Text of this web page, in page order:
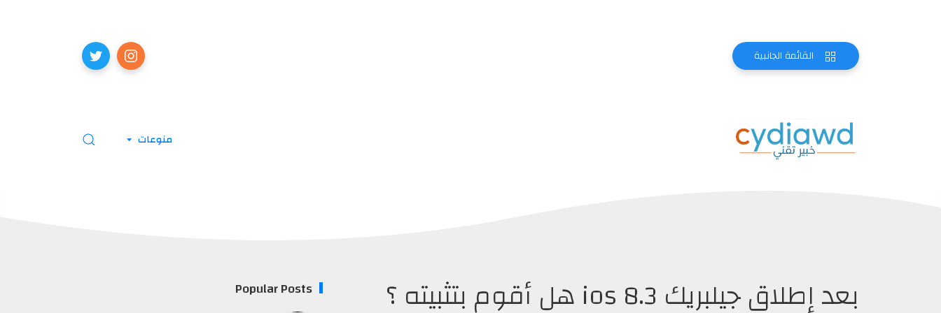
القائمة الجانبية
منوعات
بعد إطلاق جيلبريك ios 8.3 هل أقوم بتثبيته ؟ Popular Posts